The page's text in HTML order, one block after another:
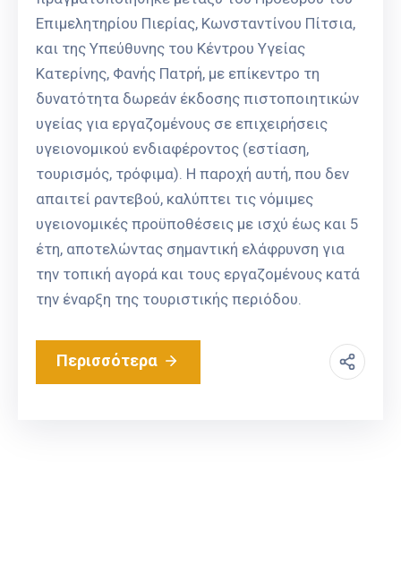
Επιμελητηρίου Πιερίας, Κωνσταντίνου Πίτσια,
και της Υπεύθυνης του Κέντρου Υγείας
Κατερίνης, Φανής Πατρή, με επίκεντρο τη
δυνατότητα δωρεάν έκδοσης πιστοποιητικών
υγείας για εργαζομένους σε επιχειρήσεις
υγειονομικού ενδιαφέροντος (εστίαση,
τουρισμός, τρόφιμα). Η παροχή αυτή, που δεν
απαιτεί ραντεβού, καλύπτει τις νόμιμες
υγειονομικές προϋποθέσεις με ισχύ έως και 5
έτη, αποτελώντας σημαντική ελάφρυνση για
την τοπική αγορά και τους εργαζομένους κατά
την έναρξη της τουριστικής περιόδου.
Περισσότερα